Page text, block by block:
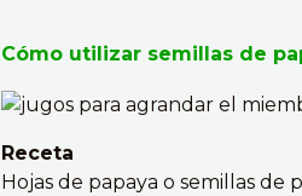
Cómo utilizar semillas de
Receta
Hojas de papaya o semillas de